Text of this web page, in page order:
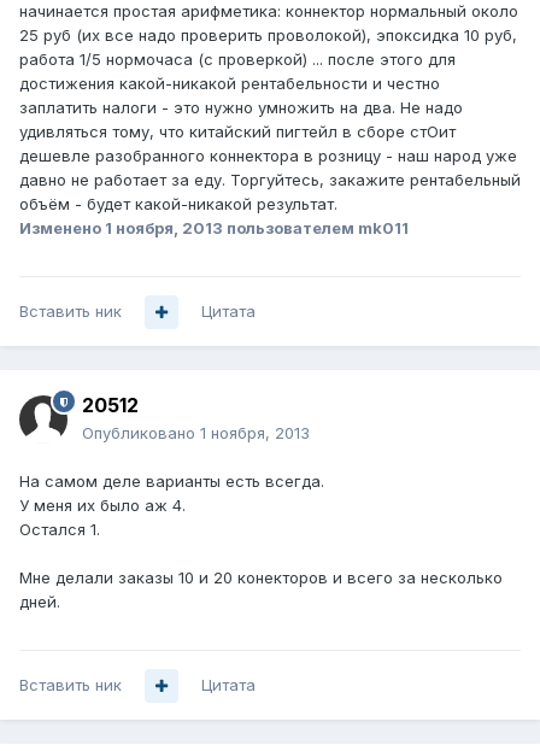
начинается простая арифметика: коннектор нормальный около
25 руб (их все надо проверить проволокой), эпоксидка 10 руб,
работа 1/5 нормочаса (с проверкой) ... после этого для
достижения какой-никакой рентабельности и честно
заплатить налоги - это нужно умножить на два. Не надо
удивляться тому, что китайский пигтейл в сборе стОит
дешевле разобранного коннектора в розницу - наш народ уже
давно не работает за еду. Торгуйтесь, закажите рентабельный
объём - будет какой-никакой результат.
Изменено 1 ноября, 2013 пользователем mk011
Вставить ник Цитата
20512
Опубликовано 1 ноября, 2013
На самом деле варианты есть всегда.
У меня их было аж 4.
Остался 1.
Мне делали заказы 10 и 20 конекторов и всего за несколько
дней.
Вставить ник Цитата